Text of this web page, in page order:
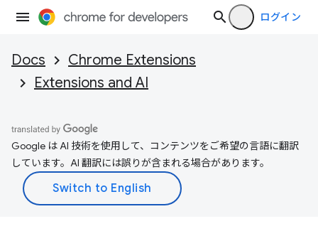
ログイン
Docs
Chrome Extensions
Extensions and AI
Google は AI 技術を使用して、コンテンツをご希望の言語に翻訳
しています。AI 翻訳には誤りが含まれる場合があります。